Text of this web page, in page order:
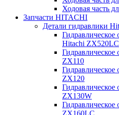
Ходовая часть
Запчасти HITACHI
Детали гидравлики
Гидравлическое
Hitachi
Гидравлическое
ZX110
Гидравлическое
ZX120
Гидравлическое
ZX130W
Гидравлическое
ZX160LC